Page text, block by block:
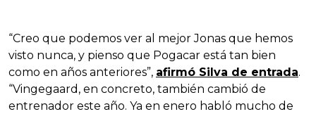
“Creo que podemos ver al mejor Jonas que hemos
visto nunca, y pienso que Pogacar está tan bien
como en años anteriores”, afirmó Silva de entrada.
“Vingegaard, en concreto, también cambió de
entrenador este año. Ya en enero habló mucho de